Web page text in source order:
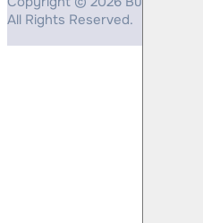
All Rights Reserved.